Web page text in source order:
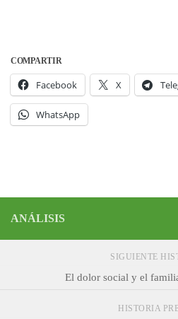
COMPARTIR
Facebook X
WhatsApp
ANÁLISIS
SIGUIENTE
El dolor social y el
HISTORIA